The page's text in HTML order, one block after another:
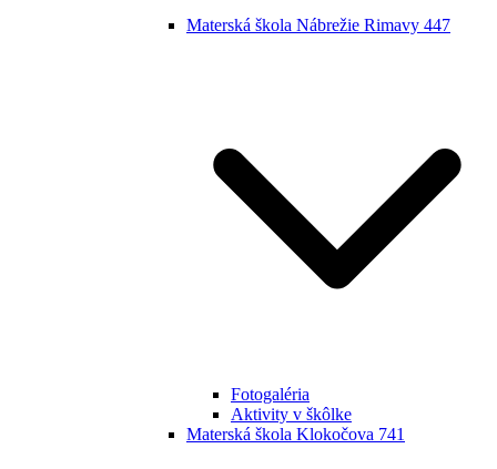
Materská škola Nábrežie Rimavy 447
Fotogaléria
Aktivity v škôlke
Materská škola Klokočova 741